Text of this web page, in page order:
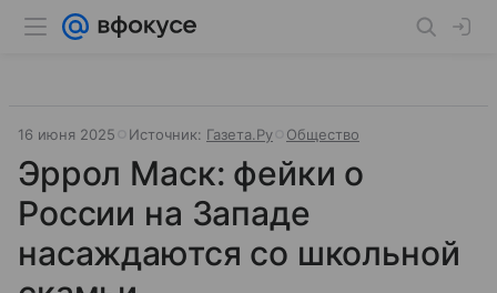
16 июня 2025 Источник: Газета.Ру Общество
Эррол Маск: фейки о
России на Западе
насаждаются со школьной